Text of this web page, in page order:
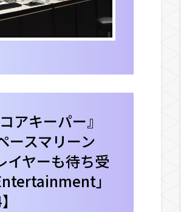
アキーパー』
ースマリーン
イヤーも待ち受
」